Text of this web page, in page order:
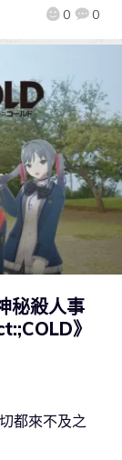
0 0
秘殺人事
》
都來不及之